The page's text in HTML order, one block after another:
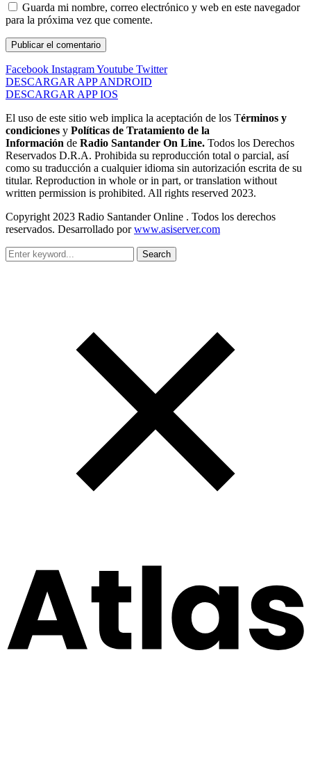
Guarda mi nombre, correo electrónico y web en este navegador
para la próxima vez que comente.
Facebook InstagramYoutube Twitter
DESCARGAR APP ANDROID
DESCARGAR APP IOS
El uso de este sitio web implica la aceptación de los Términos y
condiciones y Políticas de Tratamiento de la
Información de Radio Santander On Line. Todos los Derechos
Reservados D.R.A. Prohibida su reproducción total o parcial, así
como su traducción a cualquier idioma sin autorización escrita de su
titular. Reproduction in whole or in part, or translation without
written permission is prohibited. All rights reserved 2023.
Copyright 2023 Radio Santander Online . Todos los derechos
reservados. Desarrollado porwww.asiserver.com
Search